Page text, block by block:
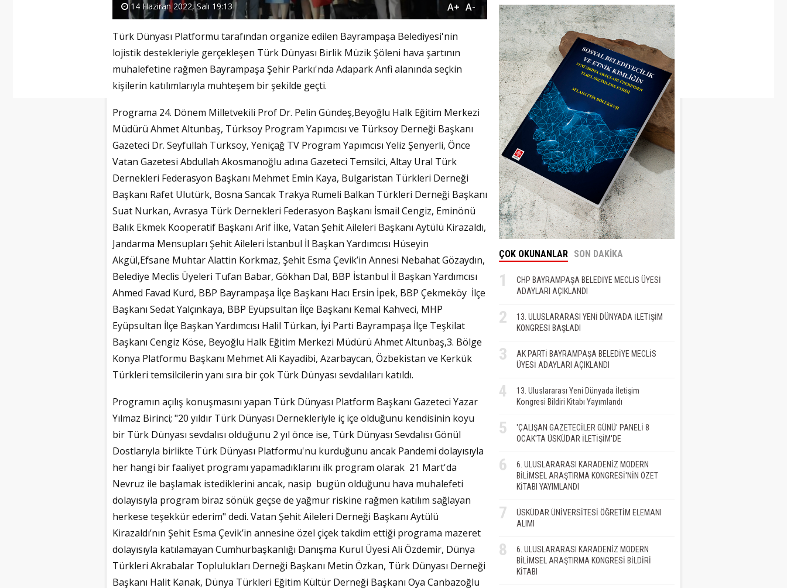
14 Haziran 2022, Salı 19:13 A-
A+
Türk Dünyası Platformu tarafından organize edilen Bayrampaşa Belediyesi'nin
lojistik destekleriyle gerçekleşen Türk Dünyası Birlik Müzik Şöleni hava şartının
muhalefetine rağmen Bayrampaşa Şehir Parkı'nda Adapark Anfi alanında seçkin
kişilerin katılımlarıyla muhteşem bir şekilde geçti.
Programa 24. Dönem Milletvekili Prof Dr. Pelin Gündeş,Beyoğlu Halk Eğitim Merkezi
Müdürü Ahmet Altunbaş, Türksoy Program Yapımcısı ve Türksoy Derneği Başkanı
Gazeteci Dr. Seyfullah Türksoy, Yeniçağ TV Program Yapımcısı Yeliz Şenyerli, Önce
Vatan Gazetesi Abdullah Akosmanoğlu adına Gazeteci Temsilci, Altay Ural Türk
Dernekleri Federasyon Başkanı Mehmet Emin Kaya, Bulgaristan Türkleri Derneği
Başkanı Rafet Ulutürk, Bosna Sancak Trakya Rumeli Balkan Türkleri Derneği Başkanı
Suat Nurkan, Avrasya Türk Dernekleri Federasyon Başkanı İsmail Cengiz, Eminönü
Balık Ekmek Kooperatif Başkanı Arif İlke, Vatan Şehit Aileleri Başkanı Aytülü Kirazaldı,
Jandarma Mensupları Şehit Aileleri İstanbul İl Başkan Yardımcısı Hüseyin
Akgül,Efsane Muhtar Alattin Korkmaz, Şehit Esma Çevik’in Annesi Nebahat Gözaydın,
Belediye Meclis Üyeleri Tufan Babar, Gökhan Dal, BBP İstanbul İl Başkan Yardımcısı
Ahmed Favad Kurd, BBP Bayrampaşa İlçe Başkanı Hacı Ersin İpek, BBP Çekmeköy İlçe
Başkanı Sedat Yalçınkaya, BBP Eyüpsultan İlçe Başkanı Kemal Kahveci, MHP
Eyüpsultan İlçe Başkan Yardımcısı Halil Türkan, İyi Parti Bayrampaşa İlçe Teşkilat
Başkanı Cengiz Köse, Beyoğlu Halk Eğitim Merkezi Müdürü Ahmet Altunbaş,3. Bölge
Konya Platformu Başkanı Mehmet Ali Kayadibi, Azarbaycan, Özbekistan ve Kerkük
Türkleri temsilcilerin yanı sıra bir çok Türk Dünyası sevdalıları katıldı.
Programın açılış konuşmasını yapan Türk Dünyası Platform Başkanı Gazeteci Yazar
Yılmaz Birinci; "20 yıldır Türk Dünyası Dernekleriyle iç içe olduğunu kendisinin koyu
bir Türk Dünyası sevdalısı olduğunu 2 yıl önce ise, Türk Dünyası Sevdalısı Gönül
Dostlarıyla birlikte Türk Dünyası Platformu'nu kurduğunu ancak Pandemi dolayısıyla
her hangi bir faaliyet programı yapamadıklarını ilk program olarak 21 Mart'da
Nevruz ile başlamak istediklerini ancak, nasip bugün olduğunu hava muhalefeti
dolayısıyla program biraz sönük geçse de yağmur riskine rağmen katılım sağlayan
herkese teşekkür ederim" dedi. Vatan Şehit Aileleri Derneği Başkanı Aytülü
Kirazaldı’nın Şehit Esma Çevik’in annesine özel çiçek takdim ettiği programa mazeret
dolayısıyla katılamayan Cumhurbaşkanlığı Danışma Kurul Üyesi Ali Özdemir, Dünya
Türkleri Akrabalar Toplulukları Derneği Başkanı Metin Özkan, Türk Dünyası Derneği
Başkanı Halit Kanak, Dünya Türkleri Eğitim Kültür Derneği Başkanı Oya Canbazoğlu
Bayrampaşa Bel. Bşk. V.
Seçim Analizi
Selahattin Bölükbaşı
ÇOK OKUNANLAR SON DAKİKA
1
CHP BAYRAMPAŞA BELEDİYE MECLİS ÜYESİ
ADAYLARI AÇIKLANDI
2
13. ULUSLARARASI YENİ DÜNYADA İLETİŞİM
KONGRESİ BAŞLADI
3
AK PARTİ BAYRAMPAŞA BELEDİYE MECLİS
ÜYESİ ADAYLARI AÇIKLANDI
4
13. Uluslararası Yeni Dünyada İletişim
Kongresi Bildiri Kitabı Yayımlandı
5
'ÇALIŞAN GAZETECİLER GÜNÜ' PANELİ 8
OCAK'TA ÜSKÜDAR İLETİŞİM'DE
6
6. ULUSLARARASI KARADENİZ MODERN
BİLİMSEL ARAŞTIRMA KONGRESİ'NİN ÖZET
KİTABI YAYIMLANDI
7
ÜSKÜDAR ÜNİVERSİTESİ ÖĞRETİM ELEMANI
ALIMI
8
6. ULUSLARARASI KARADENİZ MODERN
BİLİMSEL ARAŞTIRMA KONGRESİ BİLDİRİ
KİTABI